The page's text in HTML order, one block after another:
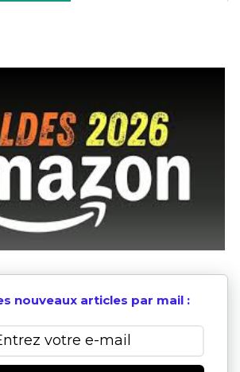
nouveaux articles par mail :